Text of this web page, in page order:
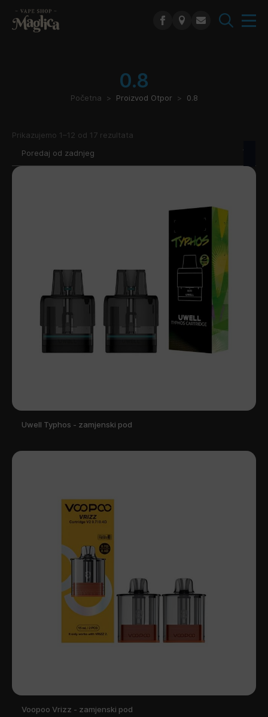
0.8
Početna Proizvod Otpor 0.8
Prikazujemo 1–12 od 17 rezultata
Uwell Typhos - zamjenski pod
Voopoo Vrizz - zamjenski pod